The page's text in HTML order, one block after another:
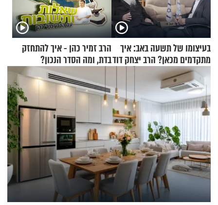
בעיצומו של תשעה באב: איך
מתקדמים מכאן? הרב יצחק דוד
גרוסמן בשיחה מיוחדת
הרב זמיר כהן - איך להתחזק
בדת, ומה הסדר הנכון?